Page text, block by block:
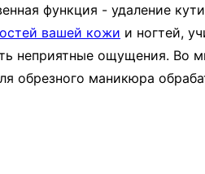
функция - удаление
вашей кожи и ногтей,
неприятные ощущения. Во
обрезного маникюра